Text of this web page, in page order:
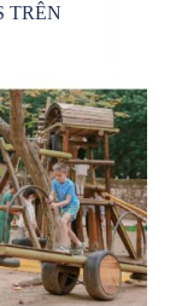
TRÊN